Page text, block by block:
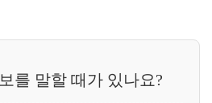
를 말할 때가 있나요?